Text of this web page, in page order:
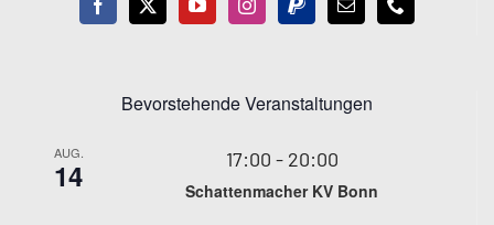
Bevorstehende Veranstaltungen
AUG.
14 17:00 - 20:00
Schattenmacher KV Bonn